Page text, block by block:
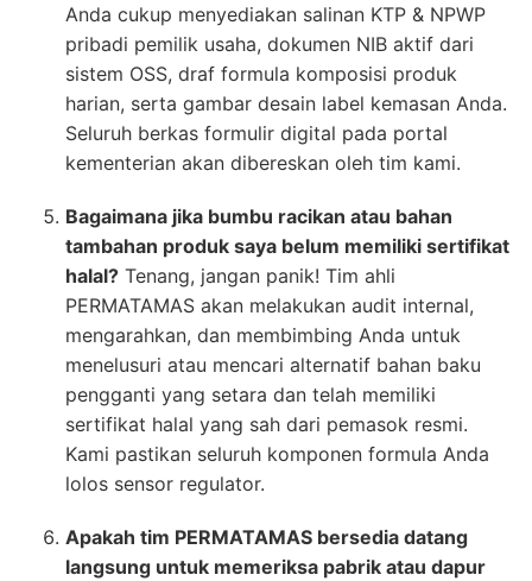
Anda cukup menyediakan salinan KTP & NPWP
pribadi pemilik usaha, dokumen NIB aktif dari
sistem OSS, draf formula komposisi produk
harian, serta gambar desain label kemasan Anda.
Seluruh berkas formulir digital pada portal
kementerian akan dibereskan oleh tim kami.
Bagaimana jika bumbu racikan atau bahan
tambahan produk saya belum memiliki sertifikat
halal? Tenang, jangan panik! Tim ahli
PERMATAMAS akan melakukan audit internal,
mengarahkan, dan membimbing Anda untuk
menelusuri atau mencari alternatif bahan baku
pengganti yang setara dan telah memiliki
sertifikat halal yang sah dari pemasok resmi.
Kami pastikan seluruh komponen formula Anda
lolos sensor regulator.
Apakah tim PERMATAMAS bersedia datang
langsung untuk memeriksa pabrik atau dapur